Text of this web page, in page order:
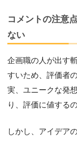
コメントの注意
ない
企画職の人が出す
すいため、評価者
実、ユニークな発
り、評価に値する
しかし、アイデア